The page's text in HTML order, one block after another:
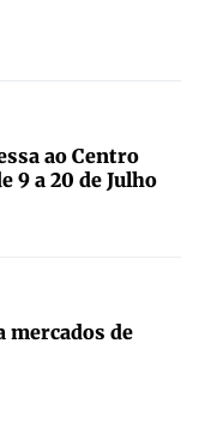
ao Centro
9 a 20 de Julho
mercados de